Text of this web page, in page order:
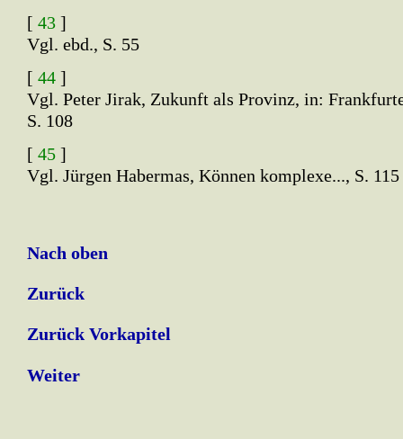
[ 43 ]
Vgl. ebd., S. 55
[ 44 ]
Vgl. Peter Jirak, Zukunft als Provinz, in:
S. 108
[ 45 ]
Vgl. Jürgen Habermas, Können komplexe..., S. 115
Nach oben
Zurück
Zurück Vorkapitel
Weiter